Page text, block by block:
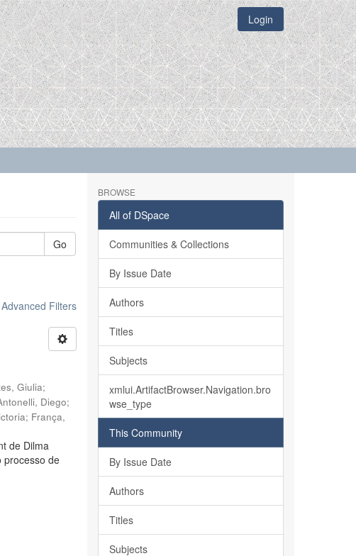
Login
Go
Filters
Giulia;
Diego;
; França,
de Dilma
processo de
BROWSE
All of DSpace
Communities & Collections
By Issue Date
Authors
Titles
Subjects
xmlui.ArtifactBrowser.Navigation.bro
wse_type
This Community
By Issue Date
Authors
Titles
Subjects